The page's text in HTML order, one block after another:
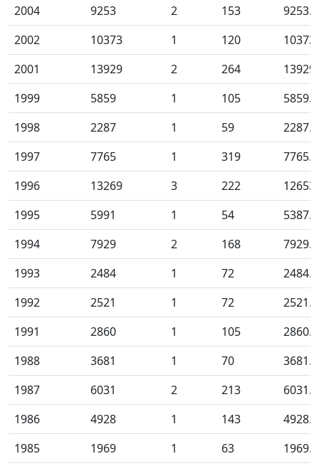
2004
9253 2 153
2002
10373 1 120
2001
13929 2 264
1999
5859 1 105
1998
2287 1 59
1997
7765 1 319
1996
13269 3 222
1995
5991 1 54
1994
7929 2 168
1993
2484 1 72
1992
2521 1 72
1991
2860 1 105
1988
3681 1 70
1987
6031 2 213
1986
4928 1 143
1985
1969 1 63